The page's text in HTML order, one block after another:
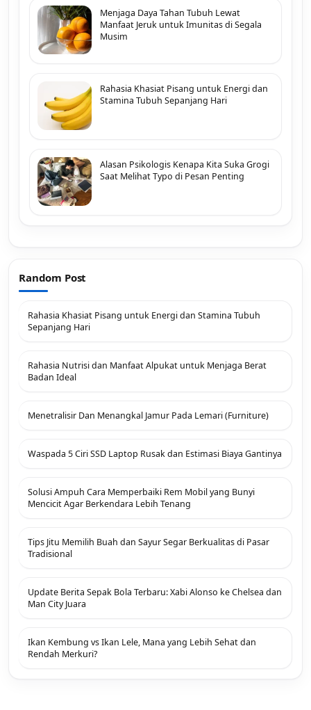
Menjaga Daya Tahan Tubuh Lewat
Manfaat Jeruk untuk Imunitas di Segala
Musim
Rahasia Khasiat Pisang untuk Energi dan
Stamina Tubuh Sepanjang Hari
Alasan Psikologis Kenapa Kita Suka Grogi
Saat Melihat Typo di Pesan Penting
Random Post
Rahasia Khasiat Pisang untuk Energi dan Stamina Tubuh
Sepanjang Hari
Rahasia Nutrisi dan Manfaat Alpukat untuk Menjaga Berat
Badan Ideal
Menetralisir Dan Menangkal Jamur Pada Lemari (Furniture)
Waspada 5 Ciri SSD Laptop Rusak dan Estimasi Biaya Gantinya
Solusi Ampuh Cara Memperbaiki Rem Mobil yang Bunyi
Mencicit Agar Berkendara Lebih Tenang
Tips Jitu Memilih Buah dan Sayur Segar Berkualitas di Pasar
Tradisional
Update Berita Sepak Bola Terbaru: Xabi Alonso ke Chelsea dan
Man City Juara
Ikan Kembung vs Ikan Lele, Mana yang Lebih Sehat dan
Rendah Merkuri?